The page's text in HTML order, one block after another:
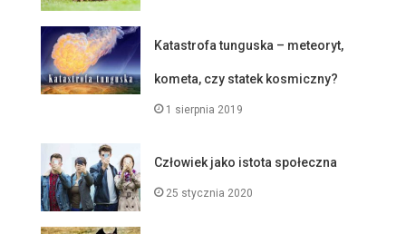
Katastrofa tunguska – meteoryt,
kometa, czy statek kosmiczny?
1 sierpnia 2019
Człowiek jako istota społeczna
25 stycznia 2020